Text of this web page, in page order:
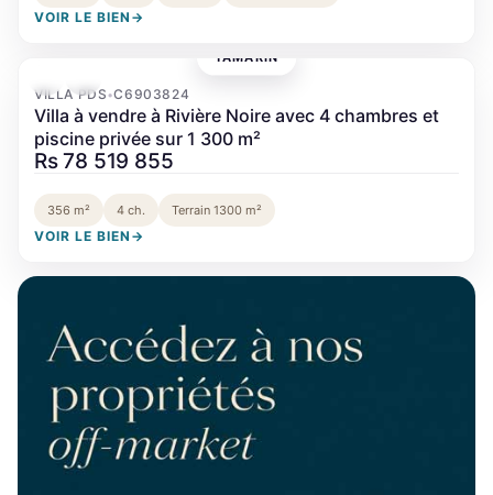
VOIR LE BIEN →
TAMARIN
VILLA PDS•C6903824
Villa à vendre à Rivière Noire avec 4 chambres et
piscine privée sur 1 300 m²
Rs 78 519 855
356 m² 4 ch. Terrain 1300 m²
VOIR LE BIEN →